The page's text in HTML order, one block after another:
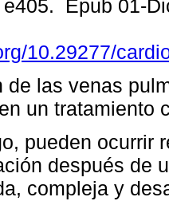
Epub 01-
10.29277/
de las venas
un tratamiento
pueden ocurrir
después de
compleja y